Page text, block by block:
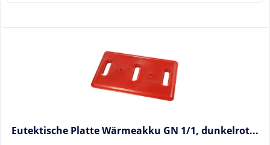
Eutektische Platte Wärmeakku GN 1/1, dunkelrot...